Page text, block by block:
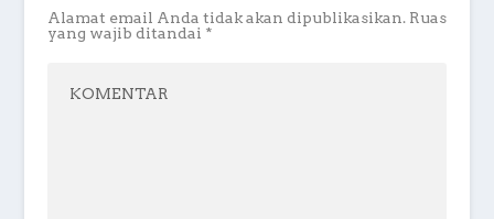
Alamat email Anda tidak akan dipublikasikan. Ruas
yang wajib ditandai *